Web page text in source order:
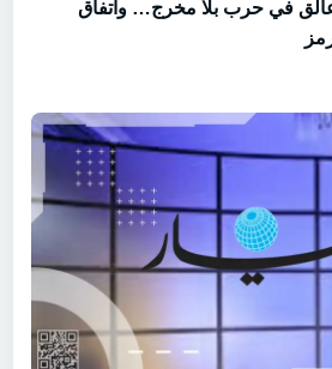
عالق في حرب بلا مخرج… واتفاق